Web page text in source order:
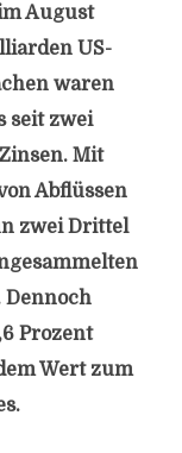
August
US-
waren
seit zwei
Mit
Abflüssen
zwei Drittel
Dennoch
Prozent
Wert zum